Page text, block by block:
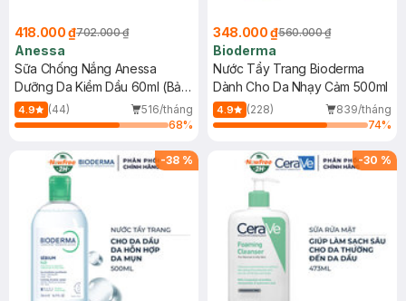
418.000 ₫702.000 ₫
Anessa
Sữa Chống Nắng Anessa
Dưỡng Da Kiềm Dầu 60ml (Bản
Mới)
4.9 (44)
516/tháng
68%
348.000 ₫560.000 ₫
Bioderma
Nước Tẩy Trang Bioderma
Dành Cho Da Nhạy Cảm 500ml
4.9 (228)
839/tháng
74%
-38 % -30 %